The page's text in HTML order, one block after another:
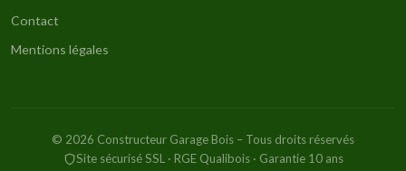
Contact
Mentions légales
© 2026 Constructeur Garage Bois – Tous droits réservés
Site sécurisé SSL · RGE Qualibois · Garantie 10 ans